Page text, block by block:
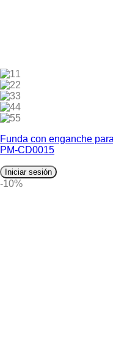
1
2
3
4
5
Funda con enganche
PM-CD0015
Iniciar sesión
-10%